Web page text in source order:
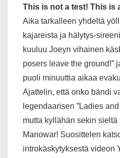
This is not a test! This is
Aika tarkalleen yhdeltä
kajareista ja hälytys-
kuuluu Joeyn vihainen
posers leave the ground!”
puoli minuuttia aikaa
Ajattelin, että onko bändi
legendaarisen ”Ladies
mutta kyllähän sekin sieltä
Manowar! Suosittelen
introkäskytyksestä videon